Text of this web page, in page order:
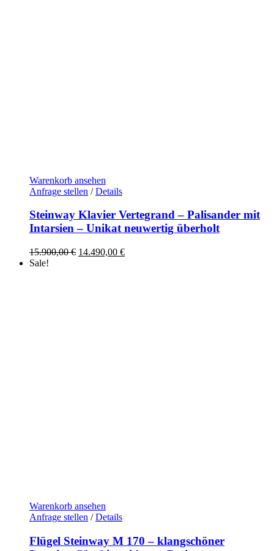
Warenkorb ansehen
Anfrage stellen / Details
Steinway Klavier Vertegrand – Palisander mit
Intarsien – Unikat neuwertig überholt
15.900,00€ Ursprünglicher
14.490,00 €Aktueller
Sale!
Warenkorb ansehen
Anfrage stellen / Details
Flügel Steinway M 170 – klangschöner